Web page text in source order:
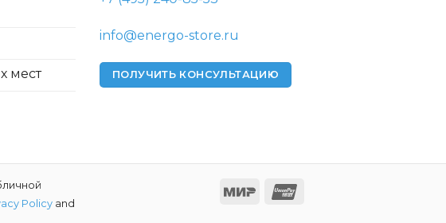
мест
info@energo-store.ru
ПОЛУЧИТЬ КОНСУЛЬТАЦИЮ
Policy and